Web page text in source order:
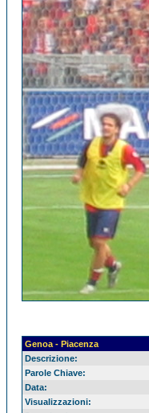
Genoa - Piacenza
Descrizione:
Parole Chiave:
Data:
Visualizzazioni: